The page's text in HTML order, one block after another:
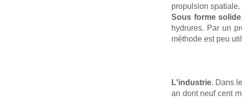
propulsion spatiale.
Sous forme solide
hydrures. Par un
méthode est peu
L'industrie. Dans
an dont neuf cent